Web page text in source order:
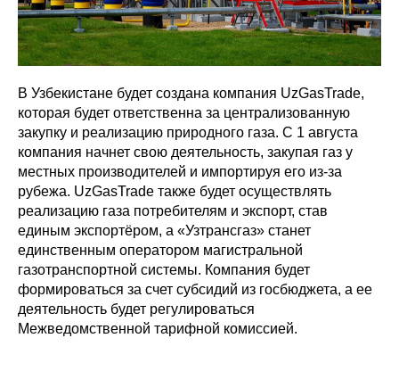
В Узбекистане будет создана компания UzGasTrade,
которая будет ответственна за централизованную
закупку и реализацию природного газа. С 1 августа
компания начнет свою деятельность, закупая газ у
местных производителей и импортируя его из-за
рубежа. UzGasTrade также будет осуществлять
реализацию газа потребителям и экспорт, став
единым экспортёром, а «Узтрансгаз» станет
единственным оператором магистральной
газотранспортной системы. Компания будет
формироваться за счет субсидий из госбюджета, а ее
деятельность будет регулироваться
Межведомственной тарифной комиссией.